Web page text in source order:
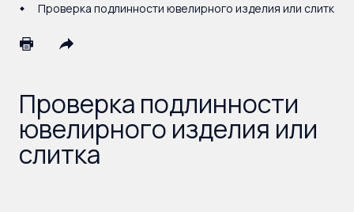
Проверка подлинности ювелирного изделия или слитка
Проверка подлинности
ювелирного изделия или
слитка